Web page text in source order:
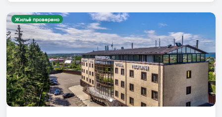
Жильё проверено